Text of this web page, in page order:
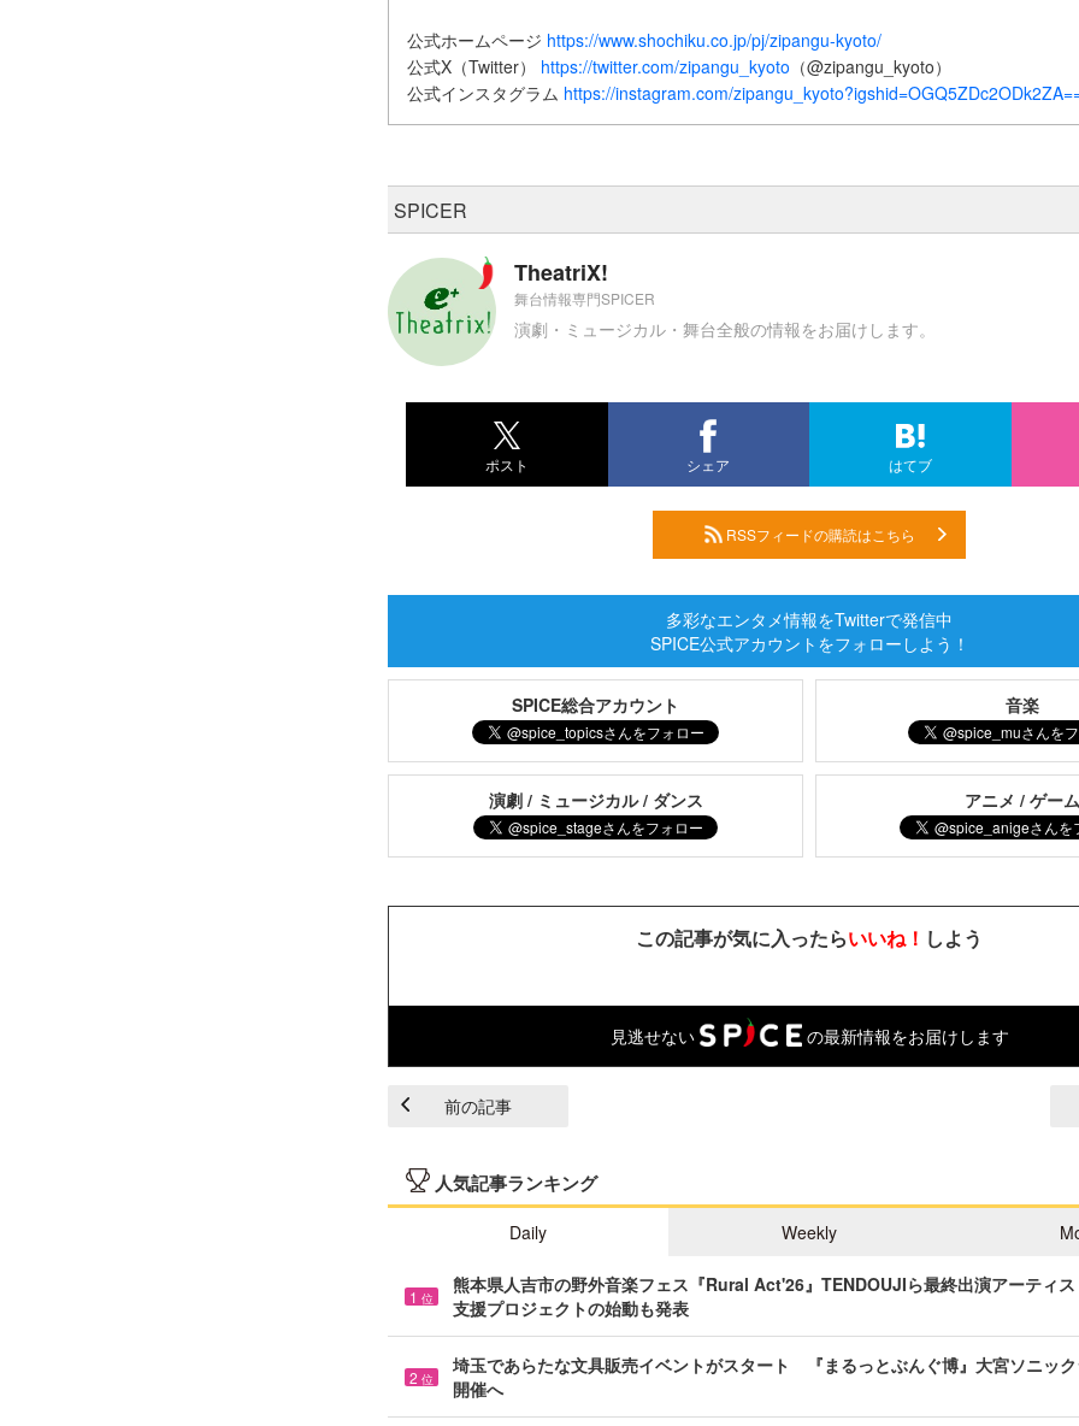
公式ホームページ https://www.shochiku.co.jp/pj/zipangu-kyoto/
公式X（Twitter） https://twitter.com/zipangu_kyoto （@zipangu_kyoto）
公式インスタグラム https://instagram.com/
SPICER
TheatriX!
舞台情報専門SPICER
演劇・ミュージカル・舞台全般の情報をお届けします。
ポスト シェア はてブ
RSSフィードの購読はこちら
多彩なエンタメ情報をTwitterで発信中
SPICE公式アカウントをフォローしよう！
SPICE総合アカウント 音楽
演劇 / ミュージカル / ダンス アニメ / ゲー
この記事が気に入ったらいいね！ しよう
見逃せない の最新情報をお届けします
前の記事
人気記事ランキング
Daily Weekly
1 位
熊本県人吉市の野外音楽フェス『Rural Act'26』TENDOUJIら最終出演アーティ
支援プロジェクトの始動も発表
2 位
埼玉であらたな文具販売イベントがスタート 『まるっとぶんぐ博』大宮ソニッ
開催へ